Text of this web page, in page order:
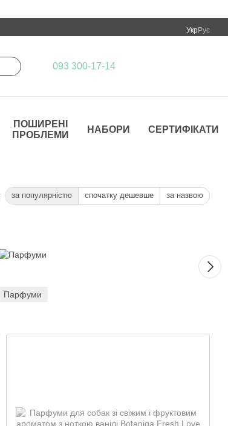
УкрРус
093 300-17-14
ПОШИРЕНІ
ПРОБЛЕМИ
НАБОРИ СЕРТИФІКАТИ
за популярністю спочатку дешевше за назвою
Парфуми